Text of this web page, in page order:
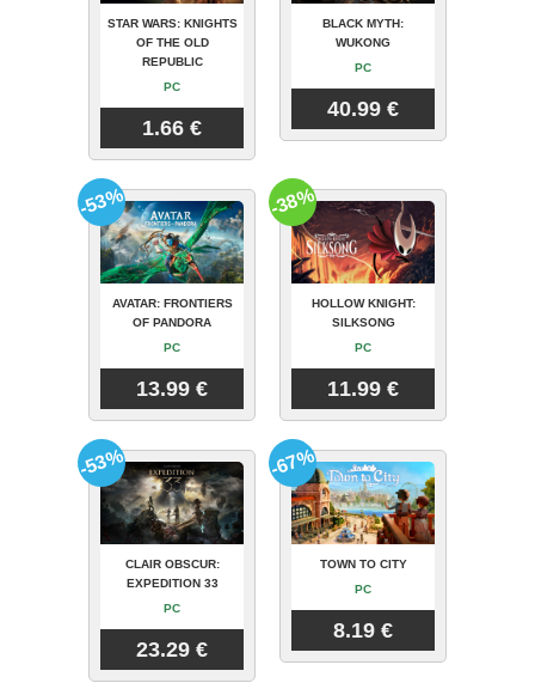
STAR WARS: KNIGHTS
OF THE OLD
REPUBLIC
PC
1.66 €
BLACK MYTH:
WUKONG
PC
40.99 €
AVATAR: FRONTIERS
OF PANDORA
PC
13.99 €
-53%
HOLLOW KNIGHT:
SILKSONG
PC
11.99 €
-38%
CLAIR OBSCUR:
EXPEDITION 33
PC
23.29 €
-53%
TOWN TO CITY
PC
8.19 €
-67%